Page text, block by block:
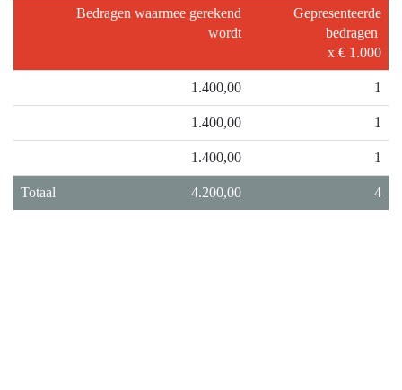
Bedragen waarmee gerekend
wordt
Gepresenteerde
bedragen
x € 1.000
1.400,00 1
1.400,00 1
1.400,00 1
Totaal 4.200,00 4